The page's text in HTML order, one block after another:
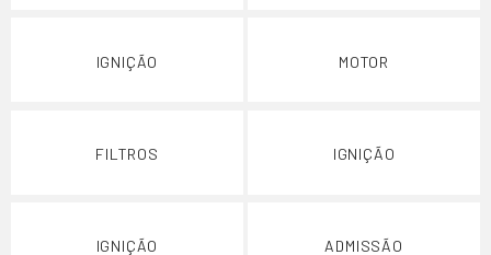
IGNIÇÃO MOTOR
FILTROS IGNIÇÃO
IGNIÇÃO ADMISSÃO